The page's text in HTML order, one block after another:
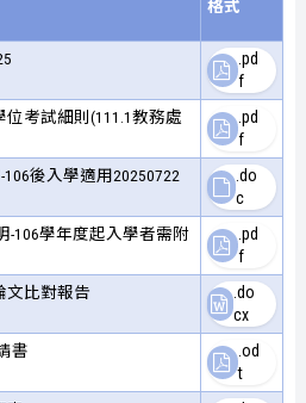
格式
.pd
f
考試細則(111.1教務處
.pd
f
後入學適用20250722
.do
c
-106學年度起入學者需附
.pd
f
文比對報告
.do
cx
書
.od
t